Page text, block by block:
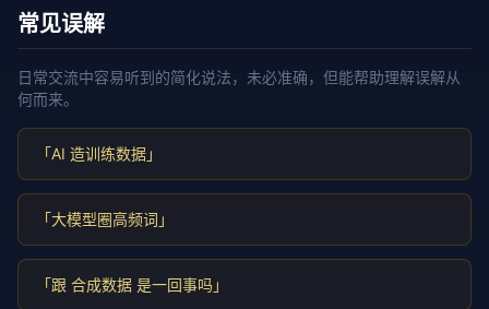
常见误解
日常交流中容易听到的简化说法，未必准确，但能帮助理解误解从
何而来。
「AI 造训练数据」
「大模型圈高频词」
「跟 合成数据 是一回事吗」